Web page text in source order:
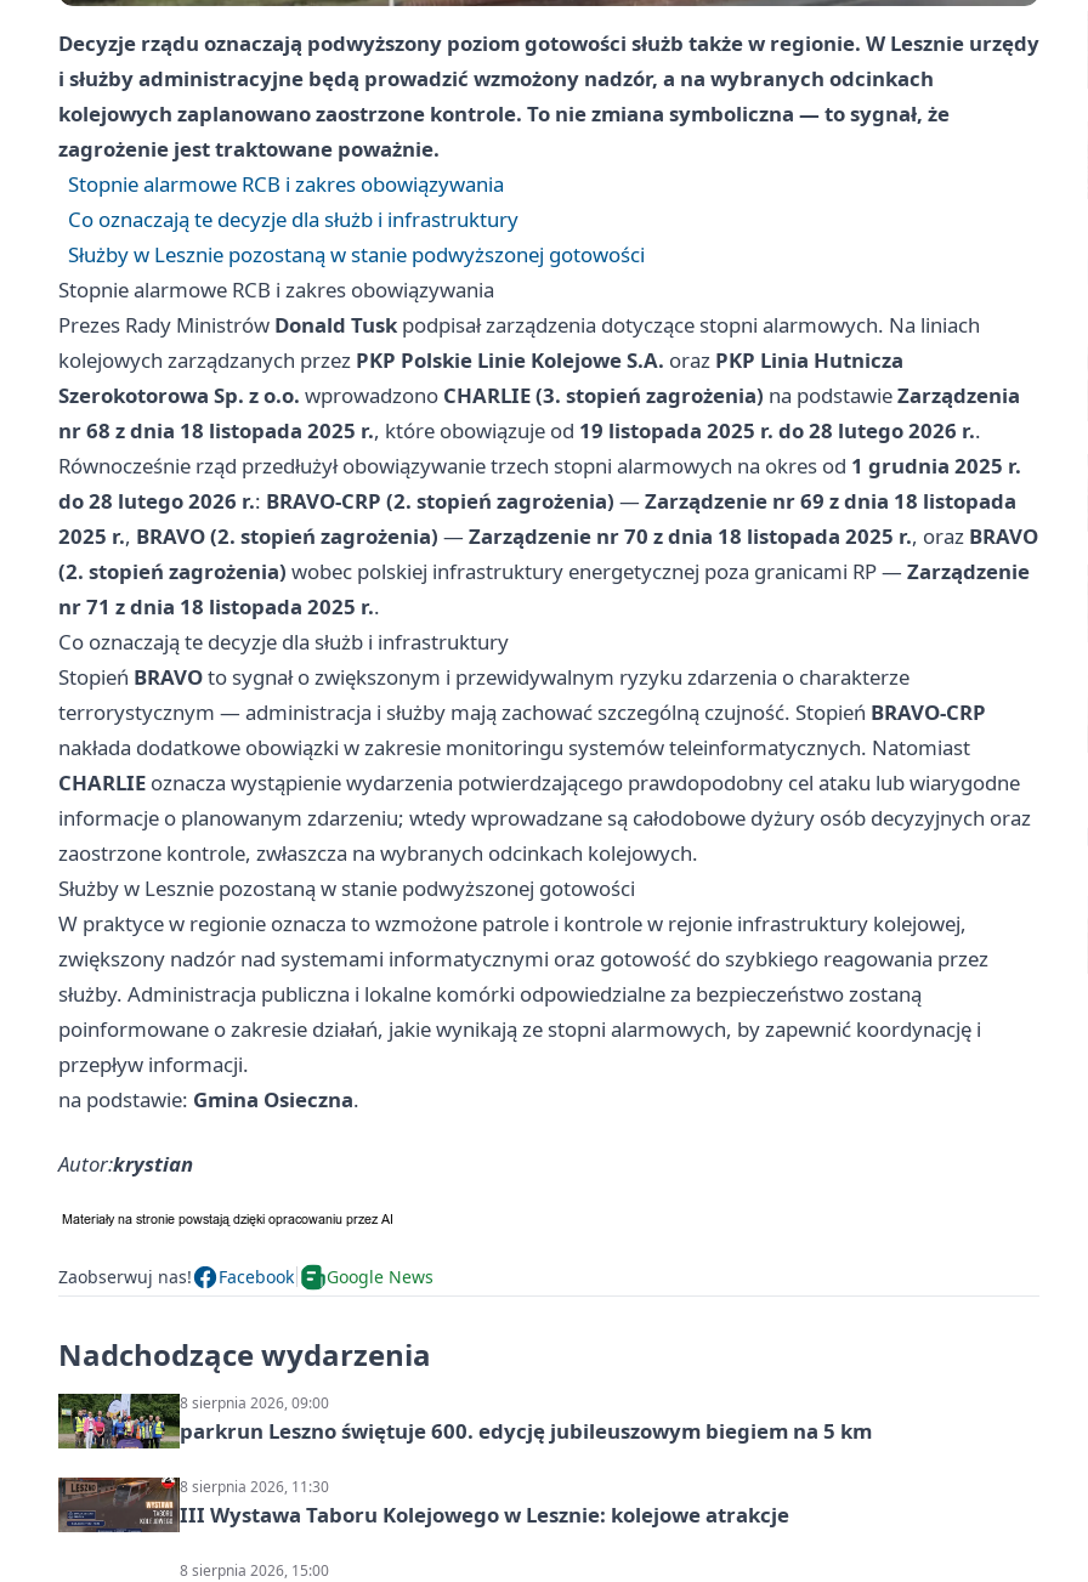
Decyzje rządu oznaczają podwyższony poziom gotowości służb także w regionie. W Lesznie urzędy
i służby administracyjne będą prowadzić wzmożony nadzór, a na wybranych odcinkach
kolejowych zaplanowano zaostrzone kontrole. To nie zmiana symboliczna — to sygnał, że
zagrożenie jest traktowane poważnie.
Stopnie alarmowe RCB i zakres obowiązywania
Co oznaczają te decyzje dla służb i infrastruktury
Służby w Lesznie pozostaną w stanie podwyższonej gotowości
Stopnie alarmowe RCB i zakres obowiązywania
Prezes Rady Ministrów Donald Tusk podpisał zarządzenia dotyczące stopni alarmowych. Na liniach
kolejowych zarządzanych przez PKP Polskie Linie Kolejowe S.A. oraz PKP Linia Hutnicza
Szerokotorowa Sp. z o.o. wprowadzono CHARLIE (3. stopień zagrożenia) na podstawieZarządzenia
nr 68 z dnia 18 listopada 2025 r., które obowiązuje od 19 listopada 2025 r. do 28 lutego 2026 r..
Równocześnie rząd przedłużył obowiązywanie trzech stopni alarmowych na okres od 1 grudnia 2025 r.
do 28 lutego 2026 r.: BRAVO-CRP (2. stopień zagrożenia) — Zarządzenie nr 69 z dnia 18 listopada
2025 r., BRAVO (2. stopień zagrożenia) — Zarządzenie nr 70 z dnia 18 listopada 2025 r., oraz BRAVO
(2. stopień zagrożenia) wobec polskiej infrastruktury energetycznej poza granicami RP — Zarządzenie
nr 71 z dnia 18 listopada 2025 r..
Co oznaczają te decyzje dla służb i infrastruktury
Stopień BRAVOto sygnał o zwiększonym i przewidywalnym ryzyku zdarzenia o charakterze
terrorystycznym — administracja i służby mają zachować szczególną czujność. Stopień BRAVO-CRP
nakłada dodatkowe obowiązki w zakresie monitoringu systemów teleinformatycznych. Natomiast
CHARLIE oznacza wystąpienie wydarzenia potwierdzającego prawdopodobny cel ataku lub wiarygodne
informacje o planowanym zdarzeniu; wtedy wprowadzane są całodobowe dyżury osób decyzyjnych oraz
zaostrzone kontrole, zwłaszcza na wybranych odcinkach kolejowych.
Służby w Lesznie pozostaną w stanie podwyższonej gotowości
W praktyce w regionie oznacza to wzmożone patrole i kontrole w rejonie infrastruktury kolejowej,
zwiększony nadzór nad systemami informatycznymi oraz gotowość do szybkiego reagowania przez
służby. Administracja publiczna i lokalne komórki odpowiedzialne za bezpieczeństwo zostaną
poinformowane o zakresie działań, jakie wynikają ze stopni alarmowych, by zapewnić koordynację i
przepływ informacji.
na podstawie: Gmina Osieczna.
Autor:krystian
Zaobserwuj nas! Facebook Google News
Nadchodzące wydarzenia
8 sierpnia 2026, 09:00
parkrun Leszno świętuje 600. edycję jubileuszowym biegiem na 5 km
8 sierpnia 2026, 11:30
III Wystawa Taboru Kolejowego w Lesznie: kolejowe atrakcje
8 sierpnia 2026, 15:00